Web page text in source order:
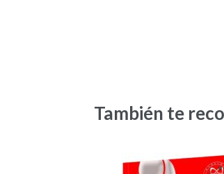
También te